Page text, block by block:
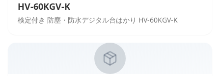
HV-60KGV-K
検定付き 防塵・防水デジタル台はかり HV-60KGV-K